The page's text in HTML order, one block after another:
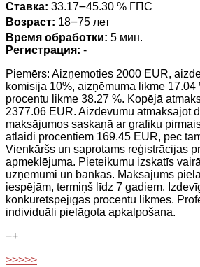
Ставка: 33.17౼45.30 % ГПС
Возраст: 18౼75 лет
Время обработки: 5 мин.
Регистрация: -
Piemērs: Aizņemoties 2000 EUR,
komisija 10%, aizņēmuma likme 17.04
procentu likme 38.27 %. Kopējā
2377.06 EUR. Aizdevumu atmaksājot
maksājumos saskaņā ar grafiku
atlaidi procentiem 169.45 EUR, pēc
Vienkāršs un saprotams reģistrācijas
apmeklējuma. Pieteikumu izskatīs
uzņēmumi un bankas. Maksājums
iespējām, termiņš līdz 7 gadiem.
konkurētspējīgas procentu likmes.
individuāli pielāgota apkalpošana.
−+
>>>>>